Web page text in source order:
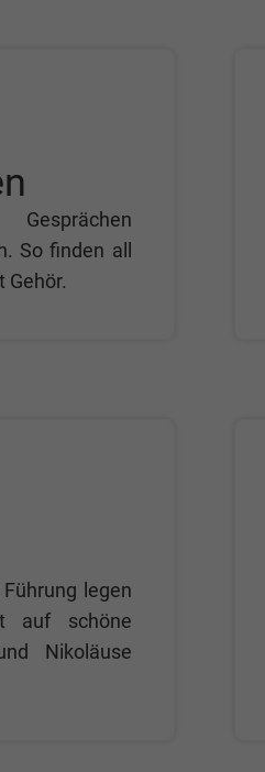
So finden all
Gehör.
legen
auf schöne
Nikoläuse